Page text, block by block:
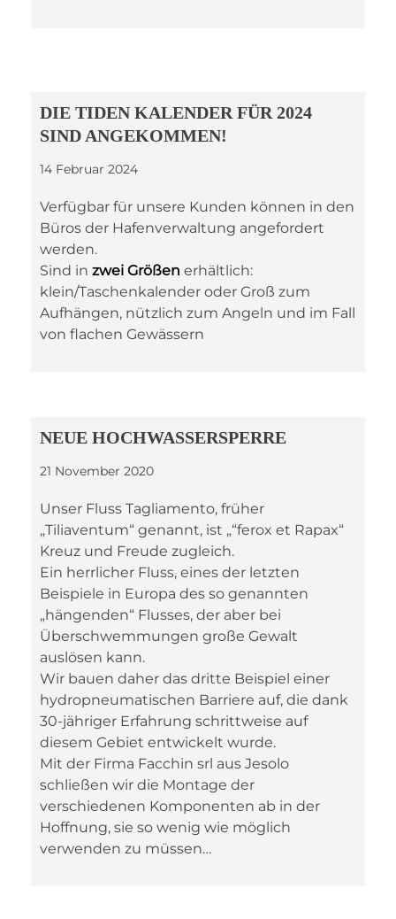
DIE TIDEN KALENDER FÜR 2024
SIND ANGEKOMMEN!
14 Februar 2024
Verfügbar für unsere Kunden können in den
Büros der Hafenverwaltung angefordert
werden.
Sind in zwei Größen erhältlich:
klein/Taschenkalender oder Groß zum
Aufhängen, nützlich zum Angeln und im Fall
von flachen Gewässern
NEUE HOCHWASSERSPERRE
21 November 2020
Unser Fluss Tagliamento, früher
„Tiliaventum“ genannt, ist „“ferox et Rapax“
Kreuz und Freude zugleich.
Ein herrlicher Fluss, eines der letzten
Beispiele in Europa des so genannten
„hängenden“ Flusses, der aber bei
Überschwemmungen große Gewalt
auslösen kann.
Wir bauen daher das dritte Beispiel einer
hydropneumatischen Barriere auf, die dank
30-jähriger Erfahrung schrittweise auf
diesem Gebiet entwickelt wurde.
Mit der Firma Facchin srl aus Jesolo
schließen wir die Montage der
verschiedenen Komponenten ab in der
Hoffnung, sie so wenig wie möglich
verwenden zu müssen…